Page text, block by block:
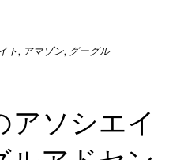
ト, アマゾン, グーグル
アソシエイ